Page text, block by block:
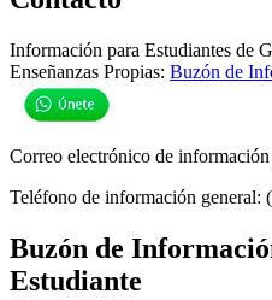
Información para Estudiantes de
Enseñanzas Propias: Buzón de
Correo electrónico de información
Teléfono de información general:
Buzón de
Estudiante